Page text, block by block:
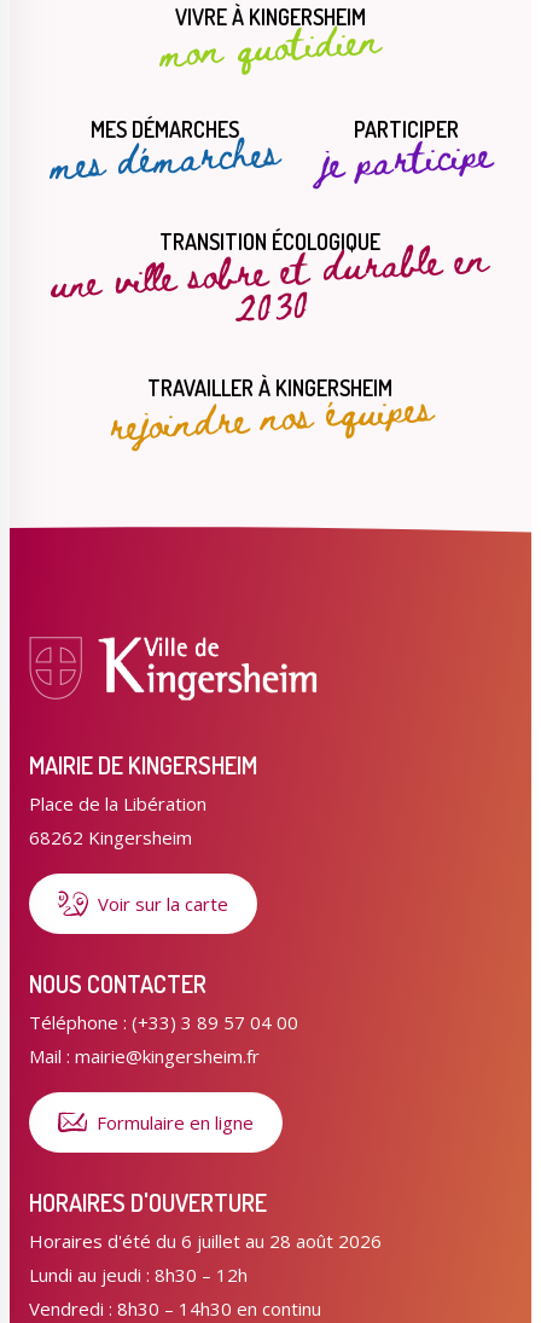
VIVRE À KINGERSHEIM
mon quotidien
MES DÉMARCHES
mes démarches PARTICIPER
je participe
TRANSITION ÉCOLOGIQUE
une ville sobre et durable en
2030
TRAVAILLER À KINGERSHEIM
rejoindre nos équipes
MAIRIE DE KINGERSHEIM
Place de la Libération
68262 Kingersheim
Voir sur la carte
NOUS CONTACTER
Téléphone : (+33) 3 89 57 04 00
Mail : mairie@kingersheim.fr
Formulaire en ligne
HORAIRES D'OUVERTURE
Horaires d'été du 6 juillet au 28 août 2026
Lundi au jeudi : 8h30 – 12h
Vendredi : 8h30 – 14h30 en continu